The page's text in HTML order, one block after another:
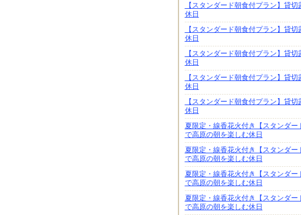
【スタンダード朝食付プラン】貸
休日
【スタンダード朝食付プラン】貸
休日
【スタンダード朝食付プラン】貸
休日
【スタンダード朝食付プラン】貸
休日
【スタンダード朝食付プラン】貸
休日
夏限定・線香花火付き【スタンダ
で高原の朝を楽しむ休日
夏限定・線香花火付き【スタンダ
で高原の朝を楽しむ休日
夏限定・線香花火付き【スタンダ
で高原の朝を楽しむ休日
夏限定・線香花火付き【スタンダ
で高原の朝を楽しむ休日